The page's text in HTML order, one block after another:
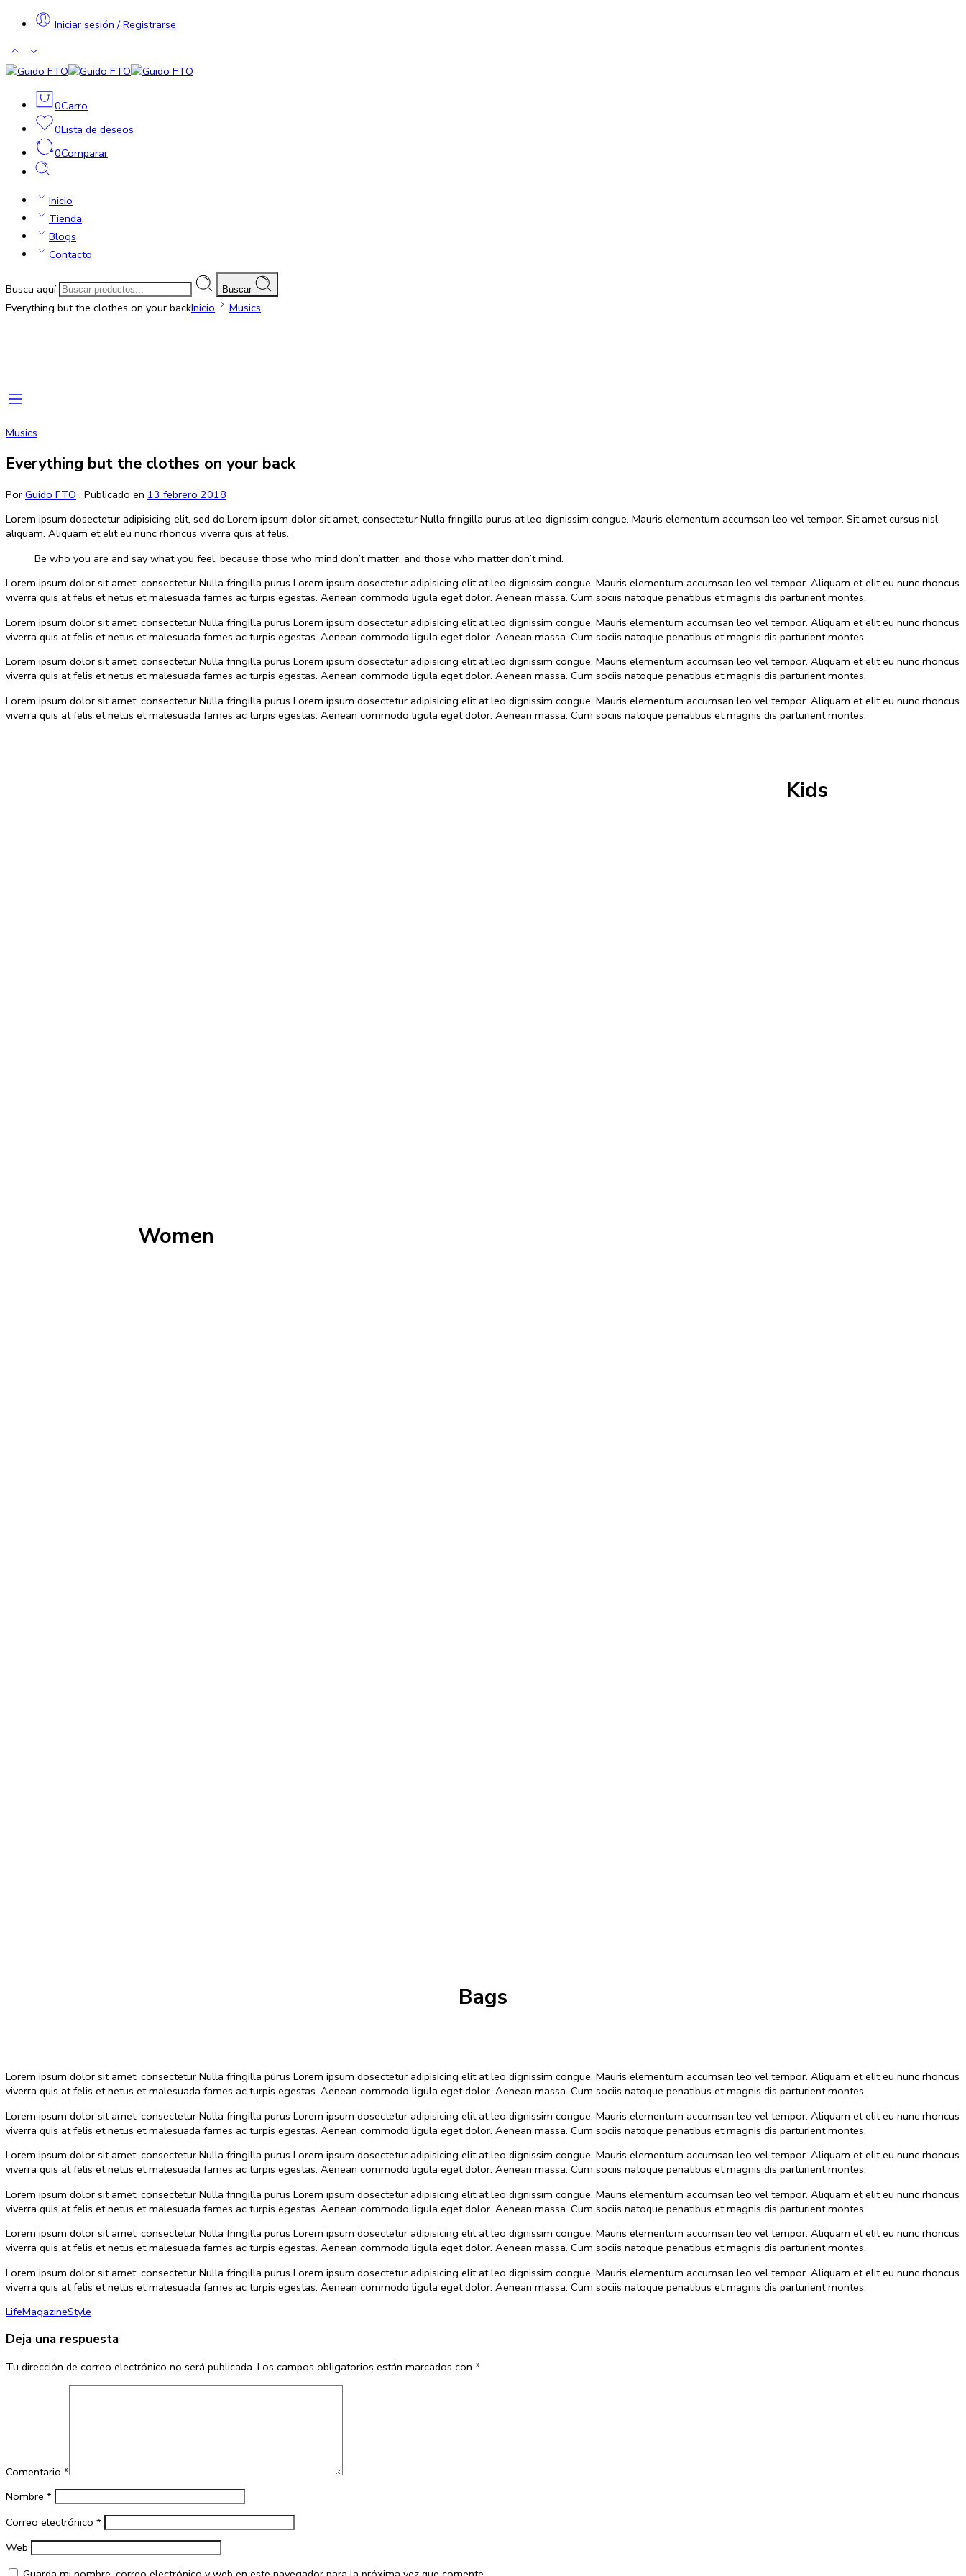
Iniciar sesión / Registrarse
0Carro
0Lista de deseos
0Comparar
Inicio
Tienda
Blogs
Contacto
Busca aquí Buscar
Everything but the clothes on your backInicio Musics
Musics
Everything but the clothes on your back
Por Guido FTO . Publicado en 13 febrero 2018
Lorem ipsum dosectetur adipisicing elit, sed do.Lorem ipsum dolor sit amet, consectetur Nulla fringilla purus at leo dignissim congue. Mauris elementum accumsan leo vel tempor. Sit amet cursus nisl
aliquam. Aliquam et elit eu nunc rhoncus viverra quis at felis.
Be who you are and say what you feel, because those who mind don’t matter, and those who matter don’t mind.
Lorem ipsum dolor sit amet, consectetur Nulla fringilla purus Lorem ipsum dosectetur adipisicing elit at leo dignissim congue. Mauris elementum accumsan leo vel tempor. Aliquam et elit eu nunc rhoncus
viverra quis at felis et netus et malesuada fames ac turpis egestas. Aenean commodo ligula eget dolor. Aenean massa. Cum sociis natoque penatibus et magnis dis parturient montes.
Lorem ipsum dolor sit amet, consectetur Nulla fringilla purus Lorem ipsum dosectetur adipisicing elit at leo dignissim congue. Mauris elementum accumsan leo vel tempor. Aliquam et elit eu nunc rhoncus
viverra quis at felis et netus et malesuada fames ac turpis egestas. Aenean commodo ligula eget dolor. Aenean massa. Cum sociis natoque penatibus et magnis dis parturient montes.
Lorem ipsum dolor sit amet, consectetur Nulla fringilla purus Lorem ipsum dosectetur adipisicing elit at leo dignissim congue. Mauris elementum accumsan leo vel tempor. Aliquam et elit eu nunc rhoncus
viverra quis at felis et netus et malesuada fames ac turpis egestas. Aenean commodo ligula eget dolor. Aenean massa. Cum sociis natoque penatibus et magnis dis parturient montes.
Lorem ipsum dolor sit amet, consectetur Nulla fringilla purus Lorem ipsum dosectetur adipisicing elit at leo dignissim congue. Mauris elementum accumsan leo vel tempor. Aliquam et elit eu nunc rhoncus
viverra quis at felis et netus et malesuada fames ac turpis egestas. Aenean commodo ligula eget dolor. Aenean massa. Cum sociis natoque penatibus et magnis dis parturient montes.
Kids
Women
Bags
Lorem ipsum dolor sit amet, consectetur Nulla fringilla purus Lorem ipsum dosectetur adipisicing elit at leo dignissim congue. Mauris elementum accumsan leo vel tempor. Aliquam et elit eu nunc rhoncus
viverra quis at felis et netus et malesuada fames ac turpis egestas. Aenean commodo ligula eget dolor. Aenean massa. Cum sociis natoque penatibus et magnis dis parturient montes.
Lorem ipsum dolor sit amet, consectetur Nulla fringilla purus Lorem ipsum dosectetur adipisicing elit at leo dignissim congue. Mauris elementum accumsan leo vel tempor. Aliquam et elit eu nunc rhoncus
viverra quis at felis et netus et malesuada fames ac turpis egestas. Aenean commodo ligula eget dolor. Aenean massa. Cum sociis natoque penatibus et magnis dis parturient montes.
Lorem ipsum dolor sit amet, consectetur Nulla fringilla purus Lorem ipsum dosectetur adipisicing elit at leo dignissim congue. Mauris elementum accumsan leo vel tempor. Aliquam et elit eu nunc rhoncus
viverra quis at felis et netus et malesuada fames ac turpis egestas. Aenean commodo ligula eget dolor. Aenean massa. Cum sociis natoque penatibus et magnis dis parturient montes.
Lorem ipsum dolor sit amet, consectetur Nulla fringilla purus Lorem ipsum dosectetur adipisicing elit at leo dignissim congue. Mauris elementum accumsan leo vel tempor. Aliquam et elit eu nunc rhoncus
viverra quis at felis et netus et malesuada fames ac turpis egestas. Aenean commodo ligula eget dolor. Aenean massa. Cum sociis natoque penatibus et magnis dis parturient montes.
Lorem ipsum dolor sit amet, consectetur Nulla fringilla purus Lorem ipsum dosectetur adipisicing elit at leo dignissim congue. Mauris elementum accumsan leo vel tempor. Aliquam et elit eu nunc rhoncus
viverra quis at felis et netus et malesuada fames ac turpis egestas. Aenean commodo ligula eget dolor. Aenean massa. Cum sociis natoque penatibus et magnis dis parturient montes.
Lorem ipsum dolor sit amet, consectetur Nulla fringilla purus Lorem ipsum dosectetur adipisicing elit at leo dignissim congue. Mauris elementum accumsan leo vel tempor. Aliquam et elit eu nunc rhoncus
viverra quis at felis et netus et malesuada fames ac turpis egestas. Aenean commodo ligula eget dolor. Aenean massa. Cum sociis natoque penatibus et magnis dis parturient montes.
LifeMagazineStyle
Deja una respuesta
Tu dirección de correo electrónico no será publicada. Los campos obligatorios están marcados con *
Comentario *
Nombre *
Correo electrónico *
Web